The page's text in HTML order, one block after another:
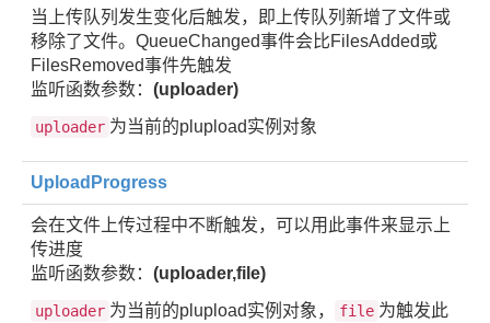
当上传队列发生变化后触发，即上传队列新增了文件或
移除了文件。QueueChanged事件会比FilesAdded或
FilesRemoved事件先触发
监听函数参数： (uploader)
uploader 为当前的plupload实例对象
UploadProgress
会在文件上传过程中不断触发，可以用此事件来显示上
传进度
监听函数参数： (uploader,file)
uploader 为当前的plupload实例对象， file 为触发此